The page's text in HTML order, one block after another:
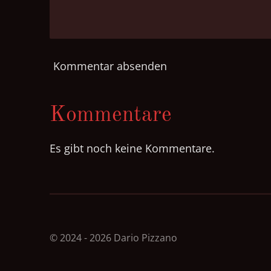
Kommentar absenden
Kommentare
Es gibt noch keine Kommentare.
© 2024 - 2026 Dario Pizzano